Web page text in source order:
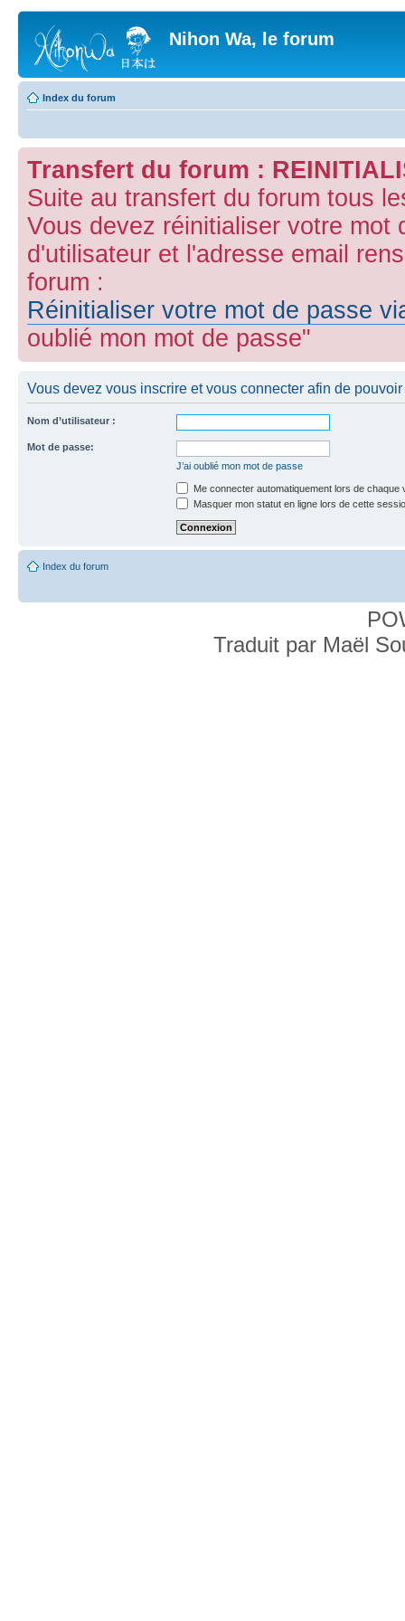
Nihon Wa, le forum
Index du forum
Transfert du forum :
Suite au transfert du forum tous
Vous devez réinitialiser votre mot
d'utilisateur et l'adresse email
forum :
Réinitialiser votre mot de passe
oublié mon mot de passe"
Vous devez vous inscrire et vous connecter afin de
Nom d’utilisateur :
Mot de passe:
J’ai oublié mon mot de passe
Me connecter automatiquement lors de chaque
Masquer mon statut en ligne lors de cette
Index du forum
Traduit par Maël